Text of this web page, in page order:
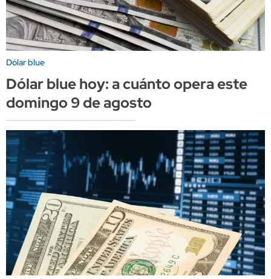
Dólar blue
Dólar blue hoy: a cuánto opera este
domingo 9 de agosto